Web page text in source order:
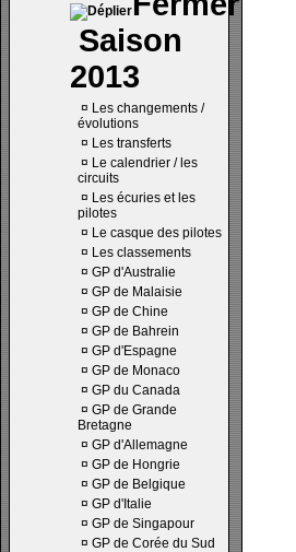
Saison
2013
¤ Les changements /
évolutions
¤ Les transferts
¤ Le calendrier / les
circuits
¤ Les écuries et les
pilotes
¤ Le casque des pilotes
¤ Les classements
¤ GP d'Australie
¤ GP de Malaisie
¤ GP de Chine
¤ GP de Bahrein
¤ GP d'Espagne
¤ GP de Monaco
¤ GP du Canada
¤ GP de Grande
Bretagne
¤ GP d'Allemagne
¤ GP de Hongrie
¤ GP de Belgique
¤ GP d'Italie
¤ GP de Singapour
¤ GP de Corée du Sud